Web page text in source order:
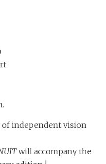
of independent vision
will accompany the